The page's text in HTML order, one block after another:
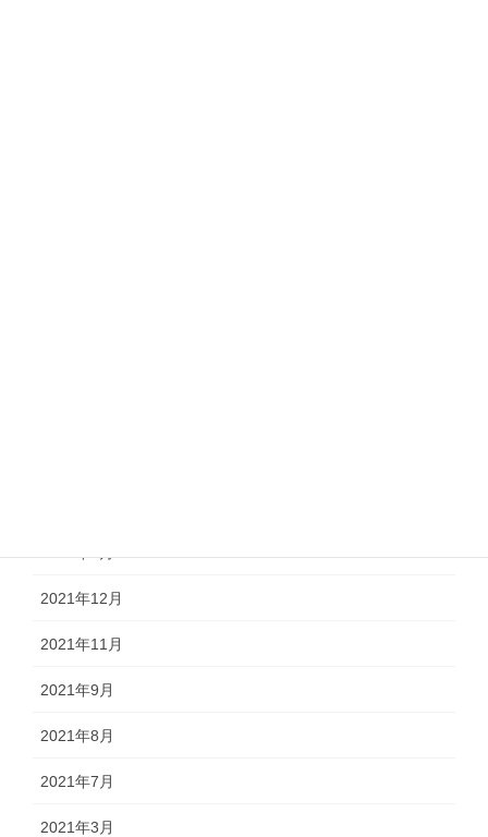
2021年12月
2021年11月
2021年9月
2021年8月
2021年7月
2021年3月